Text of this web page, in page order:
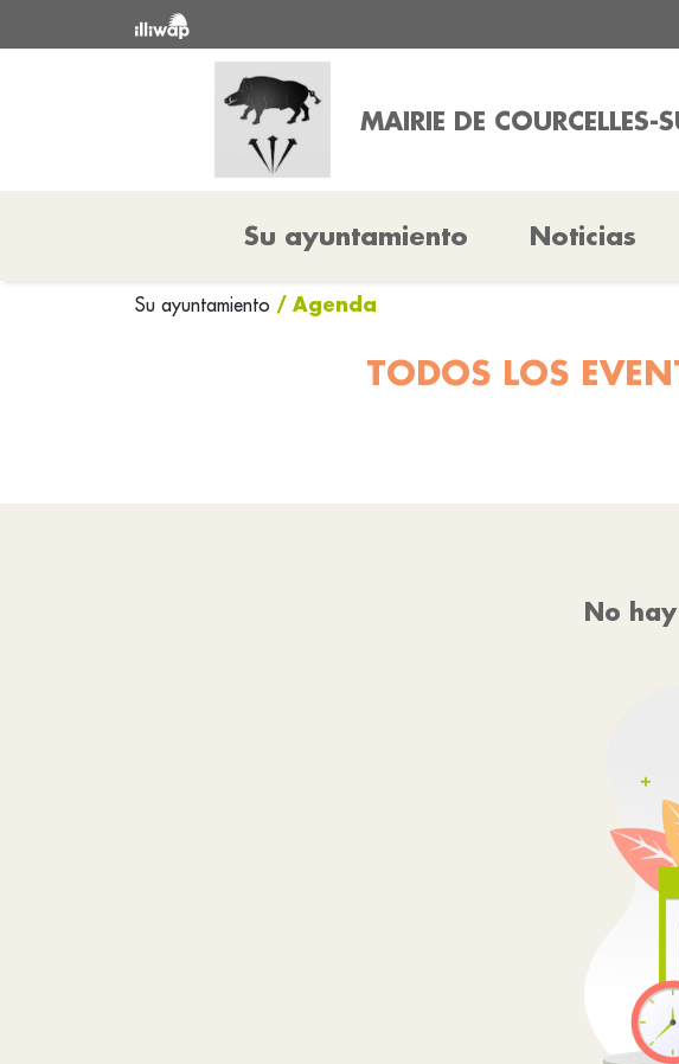
MAIRIE DE COURCELLES-
Su ayuntamiento Noticias
Su ayuntamiento / Agenda
TODOS LOS
No